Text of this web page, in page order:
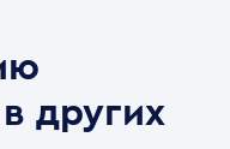
других